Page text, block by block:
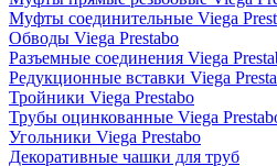
Муфты соединительные Viega
Обводы Viega Prestabo
Разъемные соединения Viega
Редукционные вставки Viega
Тройники Viega Prestabo
Трубы оцинкованные Viega
Угольники Viega Prestabo
Декоративные чашки для труб